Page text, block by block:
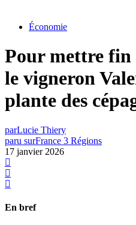
Économie
Pour mettre fin
le vigneron
plante des
parLucie Thiery
paru surFrance 3 Régions
17 janvier 2026
En bref